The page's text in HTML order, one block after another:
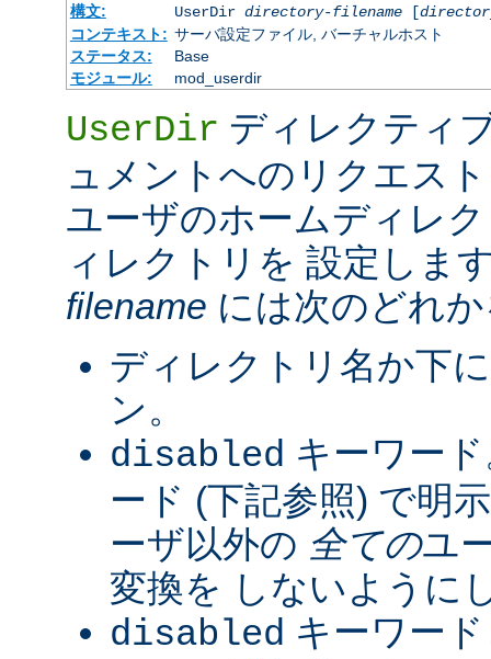
構文:
UserDir directory-filename[
コンテキスト: サーバ設定ファイル, バーチャルホスト
ステータス:
Base
モジュール:
mod_userdir
UserDir ディレクティ
ュメントへのリクエス
ユーザのホームディレ
ィレクトリを 設定しま
filename には次のどれ
ディレクトリ名か下
ン。
disabled キーワー
ード (下記参照) で明
ーザ以外の 全てのユ
変換を しないように
disabled キーワー